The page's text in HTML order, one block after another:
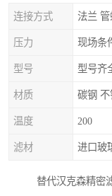
连接方式 法兰 管
压力 现场条
型号 型号齐
材质 碳钢 不
温度 200
滤材 进口玻
替代汉克森精密